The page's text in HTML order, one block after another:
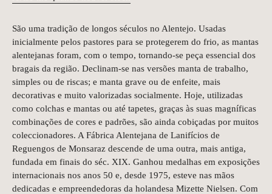
São uma tradição de longos séculos no Alentejo. Usadas
inicialmente pelos pastores para se protegerem do frio, as mantas
alentejanas foram, com o tempo, tornando-se peça essencial dos
bragais da região. Declinam-se nas versões manta de trabalho,
simples ou de riscas; e manta grave ou de enfeite, mais
decorativas e muito valorizadas socialmente. Hoje, utilizadas
como colchas e mantas ou até tapetes, graças às suas magníficas
combinações de cores e padrões, são ainda cobiçadas por muitos
coleccionadores. A Fábrica Alentejana de Lanifícios de
Reguengos de Monsaraz descende de uma outra, mais antiga,
fundada em finais do séc. XIX. Ganhou medalhas em exposições
internacionais nos anos 50 e, desde 1975, esteve nas mãos
dedicadas e empreendedoras da holandesa Mizette Nielsen. Com